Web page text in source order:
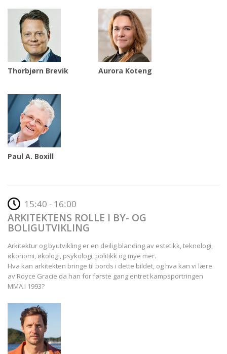
Thorbjørn Brevik Aurora Koteng
Paul A. Boxill
15:40 - 16:00
ARKITEKTENS ROLLE I BY- OG
BOLIGUTVIKLING
Arkitektur og byutvikling er en deilig blanding av estetikk, teknologi,
økonomi, økologi, psykologi, politikk og mye mer.
Hva kan arkitekten bringe til bords i dette bildet, og hva kan vi lære
av Royce Gracie da han for første gang entret kampsportringen
MMA i 1993?